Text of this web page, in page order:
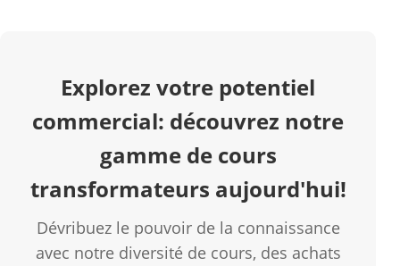
o
Explorez votre potentiel
commercial: découvrez notre
gamme de cours
transformateurs aujourd'hui!
Dévribuez le pouvoir de la connaissance
avec notre diversité de cours, des achats